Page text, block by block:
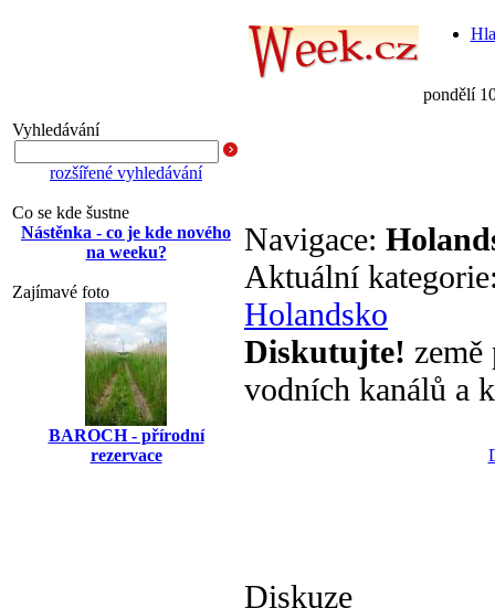
pondělí
Vyhledávání
rozšířené vyhledávání
Co se kde šustne
Nástěnka - co je kde nového
na weeku?
Zajímavé foto
BAROCH - přírodní
rezervace
Navigace:
Aktuální
Holandsko
Diskutujte!
vodních kanálů a
Diskuze